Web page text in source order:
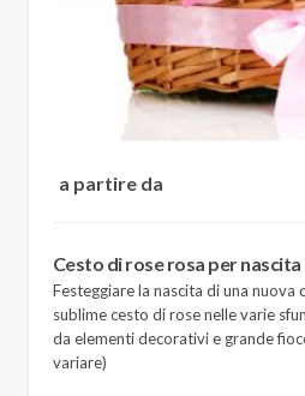
a partire da
Cesto di rose rosa per nascita
Festeggiare la nascita di una nuova
sublime cesto di rose nelle varie
da elementi decorativi e grande
variare)